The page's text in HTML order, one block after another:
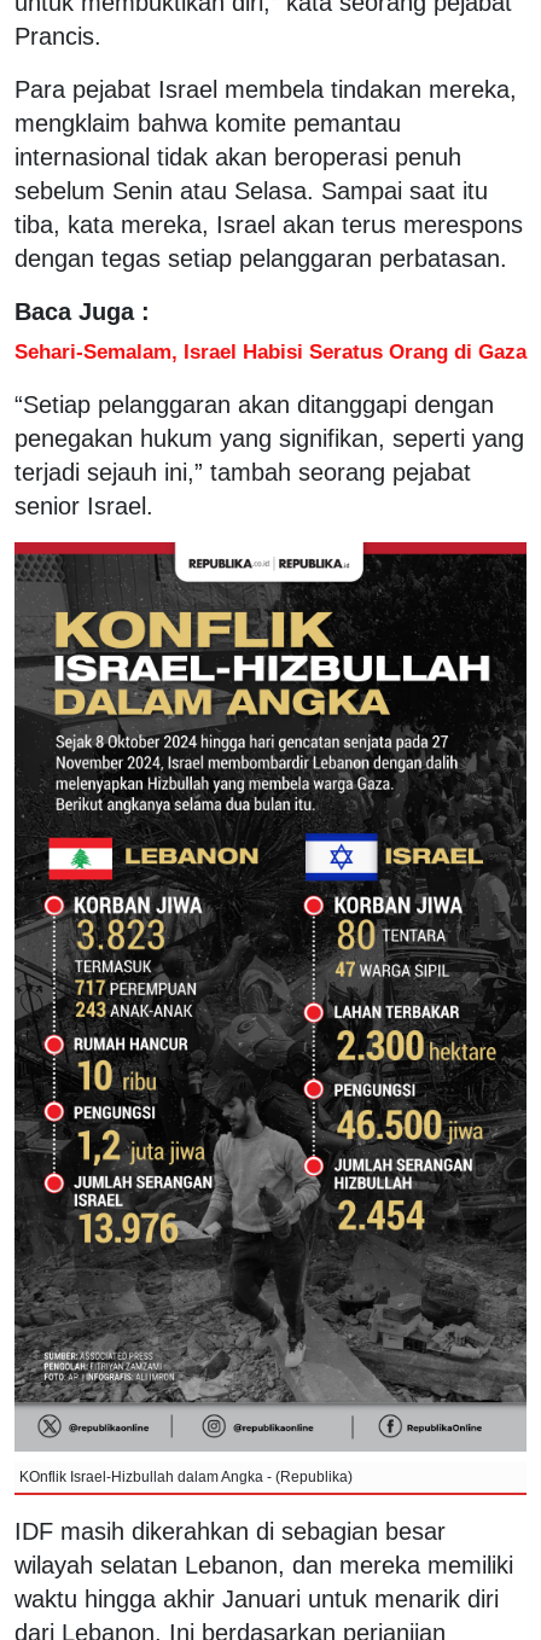
Prancis.
Para pejabat Israel membela tindakan mereka,
mengklaim bahwa komite pemantau
internasional tidak akan beroperasi penuh
sebelum Senin atau Selasa. Sampai saat itu
tiba, kata mereka, Israel akan terus merespons
dengan tegas setiap pelanggaran perbatasan.
Baca Juga :
Sehari-Semalam, Israel Habisi Seratus Orang di Gaza
“Setiap pelanggaran akan ditanggapi dengan
penegakan hukum yang signifikan, seperti yang
terjadi sejauh ini,” tambah seorang pejabat
senior Israel.
KOnflik Israel-Hizbullah dalam Angka - (Republika)
IDF masih dikerahkan di sebagian besar
wilayah selatan Lebanon, dan mereka memiliki
waktu hingga akhir Januari untuk menarik diri
dari Lebanon. Ini berdasarkan perjanjian